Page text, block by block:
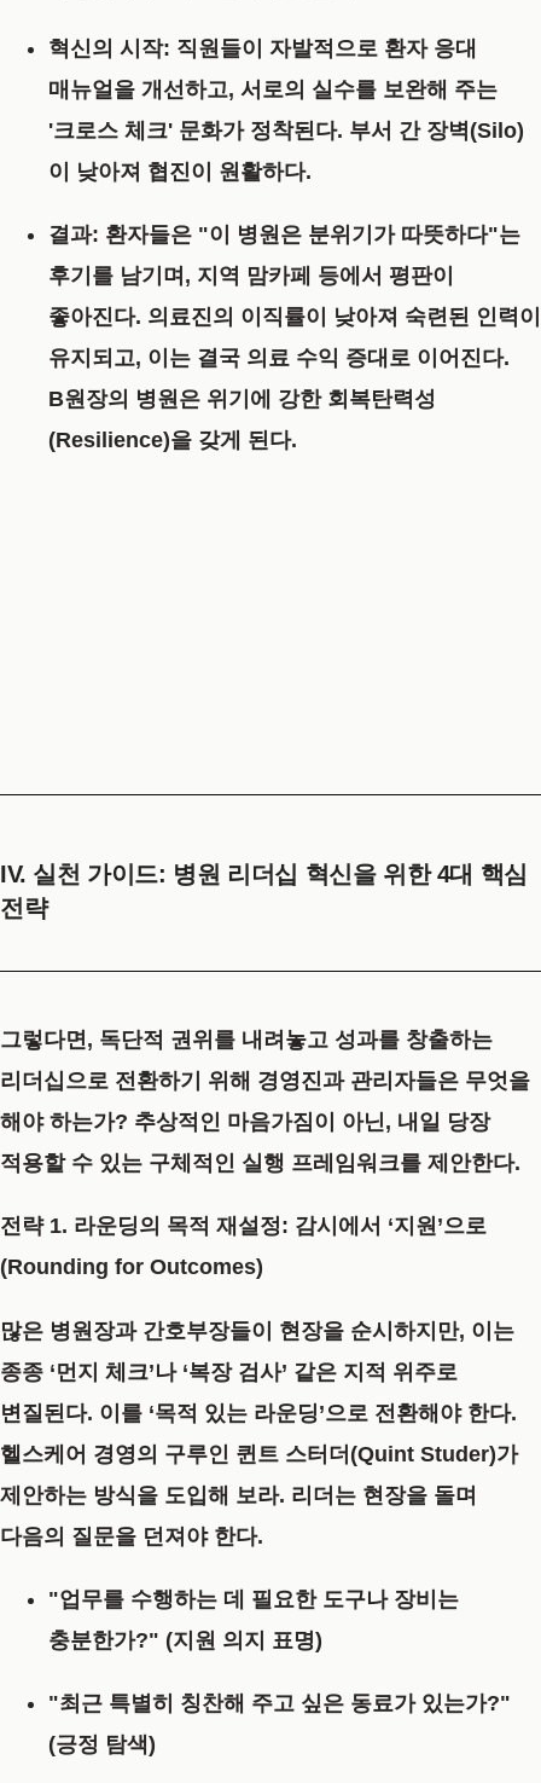
혁신의 시작: 직원들이 자발적으로 환자 응대
매뉴얼을 개선하고, 서로의 실수를 보완해 주는
'크로스 체크' 문화가 정착된다. 부서 간 장벽(Silo)
이 낮아져 협진이 원활하다.
결과: 환자들은 "이 병원은 분위기가 따뜻하다"는
후기를 남기며, 지역 맘카페 등에서 평판이
좋아진다. 의료진의 이직률이 낮아져 숙련된 인력이
유지되고, 이는 결국 의료 수익 증대로 이어진다.
B원장의 병원은 위기에 강한 회복탄력성
(Resilience)을 갖게 된다.
IV. 실천 가이드: 병원 리더십 혁신을 위한 4대 핵심
전략
그렇다면, 독단적 권위를 내려놓고 성과를 창출하는
리더십으로 전환하기 위해 경영진과 관리자들은 무엇을
해야 하는가? 추상적인 마음가짐이 아닌, 내일 당장
적용할 수 있는 구체적인 실행 프레임워크를 제안한다.
전략 1. 라운딩의 목적 재설정: 감시에서 ‘지원’으로
(Rounding for Outcomes)
많은 병원장과 간호부장들이 현장을 순시하지만, 이는
종종 ‘먼지 체크’나 ‘복장 검사’ 같은 지적 위주로
변질된다. 이를 ‘목적 있는 라운딩’으로 전환해야 한다.
헬스케어 경영의 구루인 퀸트 스터더(Quint Studer)가
제안하는 방식을 도입해 보라. 리더는 현장을 돌며
다음의 질문을 던져야 한다.
"업무를 수행하는 데 필요한 도구나 장비는
충분한가?" (지원 의지 표명)
"최근 특별히 칭찬해 주고 싶은 동료가 있는가?"
(긍정 탐색)